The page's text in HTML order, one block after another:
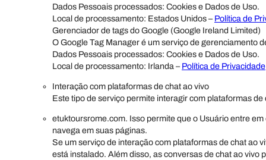
Dados Pessoais processados: Cookies e Dados de Uso.
Local de processamento: Estados Unidos – Política de
Gerenciador de tags do Google (Google Ireland Limited)
O Google Tag Manager é um serviço de gerenciamento
Dados Pessoais processados: Cookies e Dados de Uso.
Local de processamento: Irlanda – Política de Privacidade
Interação com plataformas de chat ao vivo
Este tipo de serviço permite interagir com plataformas
etuktoursrome.com. Isso permite que o Usuário entre
navega em suas páginas.
Se um serviço de interação com plataformas de chat ao
está instalado. Além disso, as conversas de chat ao vivo